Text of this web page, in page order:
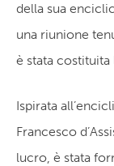
della sua
una riunione
è stata costituita
Ispirata
Francesco
lucro, è stata